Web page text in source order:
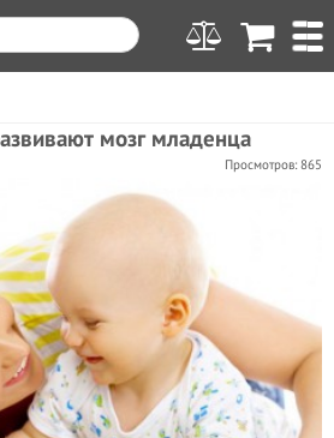
мозг младенца
Просмотров: 865